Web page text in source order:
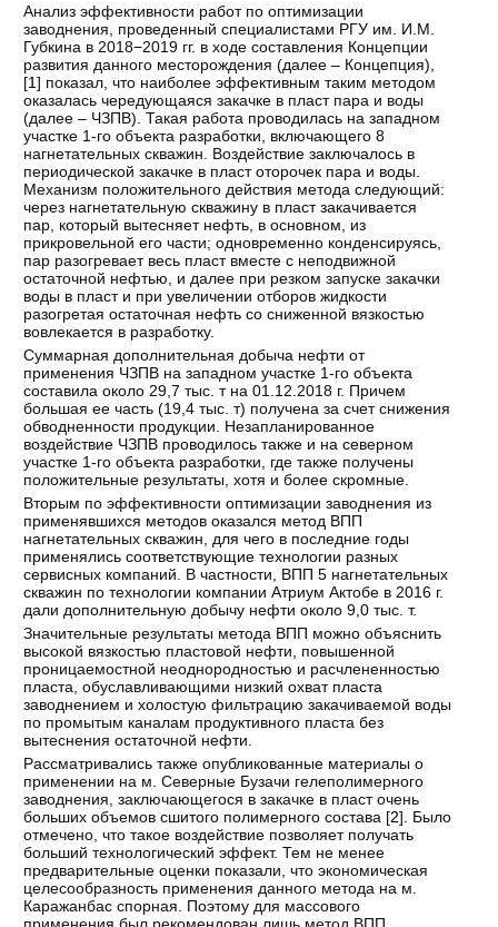
Анализ эффективности работ по оптимизации
заводнения, проведенный специалистами РГУ им. И.М.
Губкина в 2018−2019 гг. в ходе составления Концепции
развития данного месторождения (далее – Концепция),
[1] показал, что наиболее эффективным таким методом
оказалась чередующаяся закачке в пласт пара и воды
(далее – ЧЗПВ). Такая работа проводилась на западном
участке 1-го объекта разработки, включающего 8
нагнетательных скважин. Воздействие заключалось в
периодической закачке в пласт оторочек пара и воды.
Механизм положительного действия метода следующий:
через нагнетательную скважину в пласт закачивается
пар, который вытесняет нефть, в основном, из
прикровельной его части; одновременно конденсируясь,
пар разогревает весь пласт вместе с неподвижной
остаточной нефтью, и далее при резком запуске закачки
воды в пласт и при увеличении отборов жидкости
разогретая остаточная нефть со сниженной вязкостью
вовлекается в разработку.
Суммарная дополнительная добыча нефти от
применения ЧЗПВ на западном участке 1-го объекта
составила около 29,7 тыс. т на 01.12.2018 г. Причем
большая ее часть (19,4 тыс. т) получена за счет снижения
обводненности продукции. Незапланированное
воздействие ЧЗПВ проводилось также и на северном
участке 1-го объекта разработки, где также получены
положительные результаты, хотя и более скромные.
Вторым по эффективности оптимизации заводнения из
применявшихся методов оказался метод ВПП
нагнетательных скважин, для чего в последние годы
применялись соответствующие технологии разных
сервисных компаний. В частности, ВПП 5 нагнетательных
скважин по технологии компании Атриум Актобе в 2016 г.
дали дополнительную добычу нефти около 9,0 тыс. т.
Значительные результаты метода ВПП можно объяснить
высокой вязкостью пластовой нефти, повышенной
проницаемостной неоднородностью и расчлененностью
пласта, обуславливающими низкий охват пласта
заводнением и холостую фильтрацию закачиваемой воды
по промытым каналам продуктивного пласта без
вытеснения остаточной нефти.
Рассматривались также опубликованные материалы о
применении на м. Северные Бузачи гелеполимерного
заводнения, заключающегося в закачке в пласт очень
больших объемов сшитого полимерного состава [2]. Было
отмечено, что такое воздействие позволяет получать
больший технологический эффект. Тем не менее
предварительные оценки показали, что экономическая
целесообразность применения данного метода на м.
Каражанбас спорная. Поэтому для массового
применения был рекомендован лишь метод ВПП